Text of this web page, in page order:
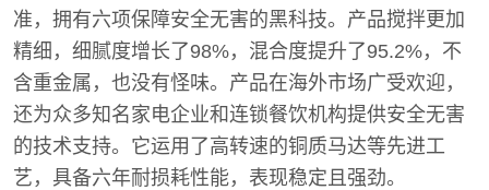
准，拥有六项保障安全无害的黑科技。产品搅拌更加
精细，细腻度增长了98%，混合度提升了95.2%，不
含重金属，也没有怪味。产品在海外市场广受欢迎，
还为众多知名家电企业和连锁餐饮机构提供安全无害
的技术支持。它运用了高转速的铜质马达等先进工
艺，具备六年耐损耗性能，表现稳定且强劲。